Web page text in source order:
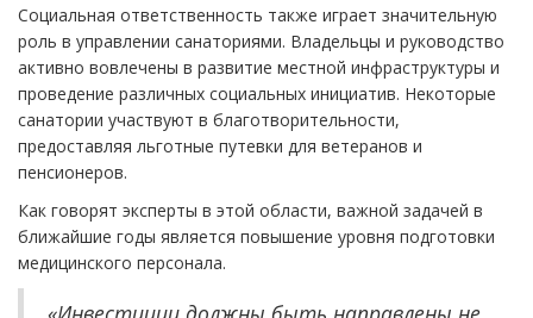
Социальная ответственность также играет значительную
роль в управлении санаториями. Владельцы и руководство
активно вовлечены в развитие местной инфраструктуры и
проведение различных социальных инициатив. Некоторые
санатории участвуют в благотворительности,
предоставляя льготные путевки для ветеранов и
пенсионеров.
Как говорят эксперты в этой области, важной задачей в
ближайшие годы является повышение уровня подготовки
медицинского персонала.